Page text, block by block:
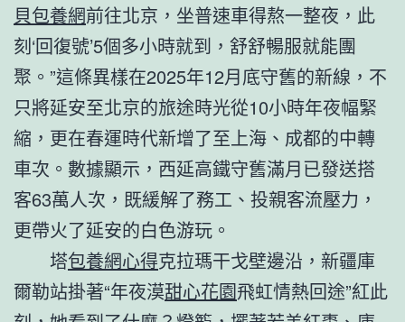
貝包養網前往北京，坐普速車得熬一整夜，此
刻‘回復號’5個多小時就到，舒舒暢服就能團
聚。”這條異樣在2025年12月底守舊的新線，不
只將延安至北京的旅途時光從10小時年夜幅緊
縮，更在春運時代新增了至上海、成都的中轉
車次。數據顯示，西延高鐵守舊滿月已發送搭
客63萬人次，既緩解了務工、投親客流壓力，
更帶火了延安的白色游玩。
塔包養網心得克拉瑪干戈壁邊沿，新疆庫
爾勒站掛著“年夜漠甜心花園飛虹情熱回途”紅此